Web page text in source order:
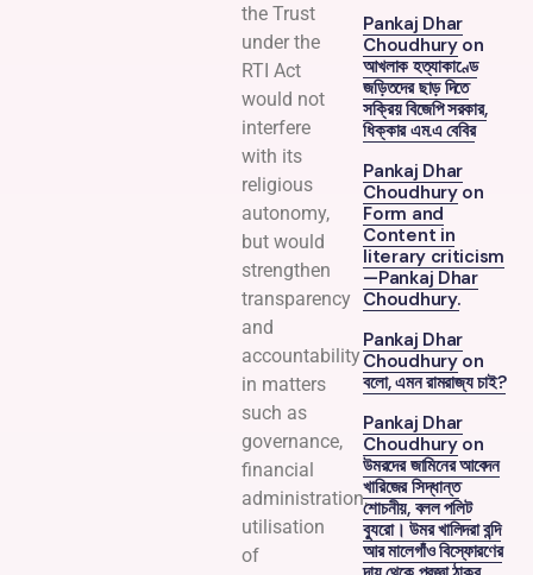
the Trust
under the
RTI Act
would not
interfere
with its
religious
autonomy,
but would
strengthen
transparency
and
accountability
in matters
such as
governance,
financial
administration,
utilisation
of
Pankaj Dhar
Choudhuryon
আখলাক হত্যাকাণ্ডে
জড়িতদের ছাড় দিতে
সক্রিয় বিজেপি সরকার,
ধিক্কার এম.এ বেবির
Pankaj Dhar
Choudhuryon
Form and
Content in
literary criticism
—Pankaj Dhar
Choudhury.
Pankaj Dhar
Choudhuryon
বলো, এমন রামরাজ্য চাই?
Pankaj Dhar
Choudhuryon
উমরদের জামিনের আবেদন
খারিজের সিদ্ধান্ত
শোচনীয়, বলল পলিট
ব্যুরো। উমর খালিদরা বন্দি
আর মালেগাঁও বিস্ফোরণের